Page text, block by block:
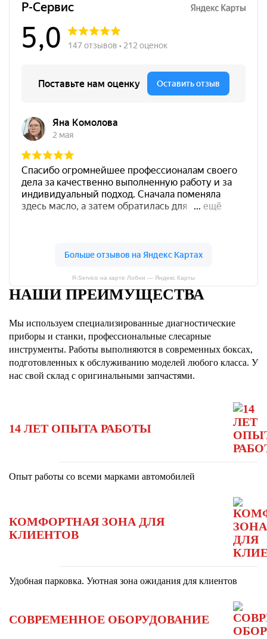
R-Service на карте Лобни — Яндекс Карты
НАШИ ПРЕИМУЩЕСТВА
Мы используем специализированные диагностические
приборы и станки, профессиональные слесарные
инструменты. Работы выполняются в современных боксах,
подготовленных к обслуживанию моделей любого класса. У
нас свой склад с оригинальными запчастями.
14 ЛЕТ ОПЫТА РАБОТЫ
Опыт работы со всеми марками автомобилей
КОМФОРТНАЯ ЗОНА ДЛЯ
КЛИЕНТОВ
Удобная парковка. Уютная зона ожидания для клиентов
СОВРЕМЕННОЕ ОБОРУДОВАНИЕ